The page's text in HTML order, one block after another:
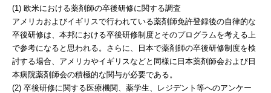
(1) 欧米における薬剤師の卒後研修に関する調査
アメリカおよびイギリスで行われている薬剤師免許登録後の自律的な
卒後研修は、本邦における卒後研修制度とそのプログラムを考える上
で参考になると思われる。さらに、日本で薬剤師の卒後研修制度を検
討する場合、アメリカやイギリスなどと同様に日本薬剤師会および日
本病院薬剤師会の積極的な関与が必要である。
(2) 卒後研修に関する医療機関、薬学生、レジデント等へのアンケー